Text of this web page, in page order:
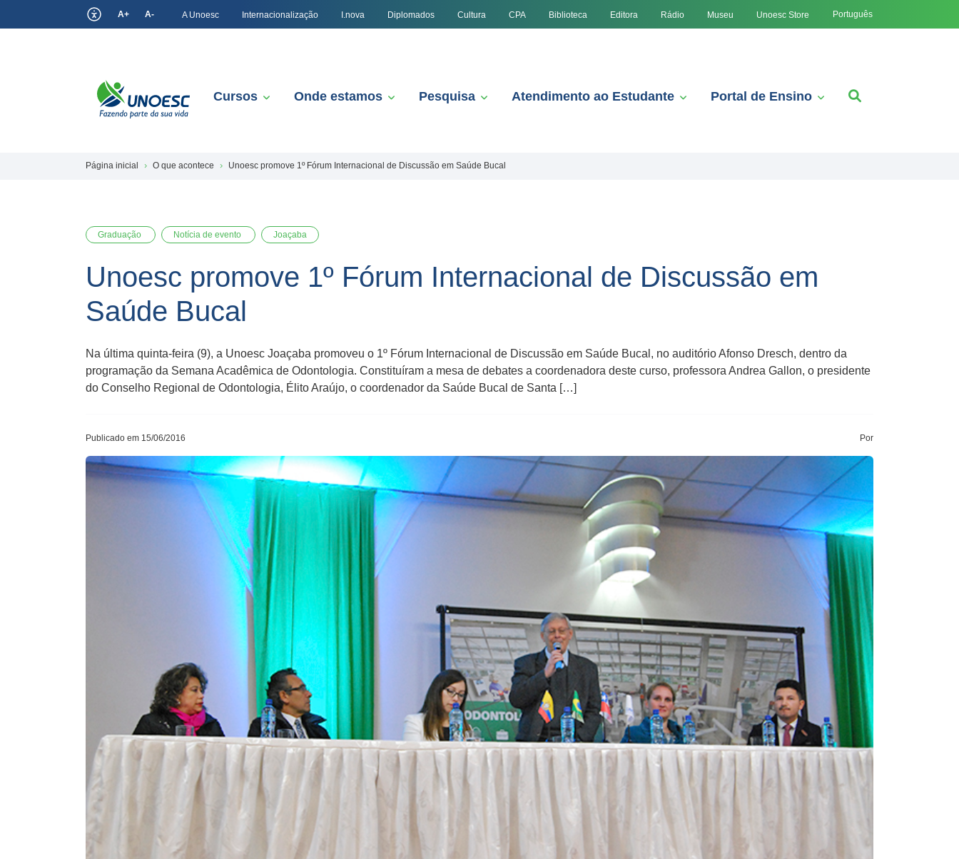
A+ A- A Unoesc Internacionalização I.nova Diplomados Cultura CPA Biblioteca Editora Rádio Museu Unoesc Store Português
Cursos Onde estamos Pesquisa Atendimento ao Estudante Portal de Ensino
Página inicial O que acontece Unoesc promove 1º Fórum Internacional de Discussão em Saúde Bucal
Graduação Notícia de evento Joaçaba
Unoesc promove 1º Fórum Internacional de Discussão em
Saúde Bucal
Na última quinta-feira (9), a Unoesc Joaçaba promoveu o 1º Fórum Internacional de Discussão em Saúde Bucal, no auditório Afonso Dresch, dentro da
programação da Semana Acadêmica de Odontologia. Constituíram a mesa de debates a coordenadora deste curso, professora Andrea Gallon, o presidente
do Conselho Regional de Odontologia, Élito Araújo, o coordenador da Saúde Bucal de Santa […]
Publicado em 15/06/2016 Por